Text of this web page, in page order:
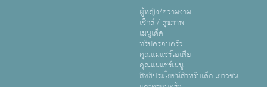
ผู้หญิง/ความงาม
เซ็กส์ / สุขภาพ
เมนูเด็ด
ทริปครอบครัว
คุณแม่แชร์ไอเดีย
คุณแม่แชร์เมนู
สิทธิประโยชน์สำหรับเด็ก เยาวชน